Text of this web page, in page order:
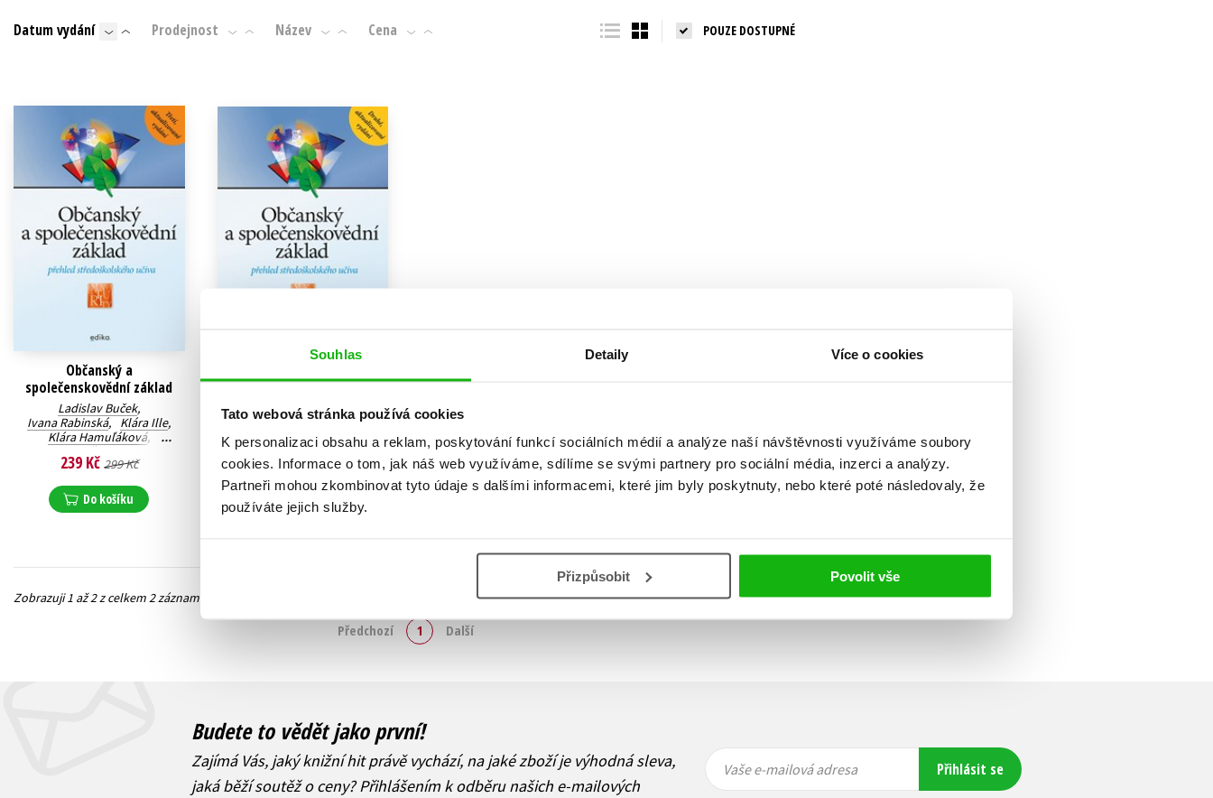
Souhlas Detaily Více o cookies
Tato webová stránka používá cookies
K personalizaci obsahu a reklam, poskytování funkcí sociálních médií a analýze naší návštěvnosti využíváme soubory
cookies. Informace o tom, jak náš web využíváme, sdílíme se svými partnery pro sociální média, inzerci a analýzy.
Partneři mohou zkombinovat tyto údaje s dalšími informacemi, které jim byly poskytnuty, nebo které poté následovaly, že
používáte jejich služby.
Přizpůsobit Povolit vše
Beletrie pro děti
Byznys a ekonomie
Jazyky
Komiks
Populárně - naučné pro děti
Young adult (SK)
Datum vydání Prodejnost Název Cena POUZE DOSTUPNÉ
Občanský a
společenskovědní základ
Ladislav Buček,
Ivana Rabinská, Klára Ille,
Klára Hamuľáková,
Viktor Bělohoubek
Samuel Kohoutek
239 Kč 299 Kč
Do košíku
společenskovědní základ
Ladislav Buček,
Jan Mochťák,
Ivana Rabinská,
Jiří Svoboda, Kolektiv,
Klára Ille, Klára Hamuľáková
159 Kč199 Kč
Do košíku
Zobraz záznamů
Zobrazuji 1 až 2 z celkem 2 záznamů
Předchozí 1 Další
Budete to vědět jako první!
Zajímá Vás, jaký knižní hit právě vychází, na jaké zboží je výhodná sleva,
jaká běží soutěž o ceny? Přihlášením k odběru našich e-mailových
Vaše e-
mailová
Vaše e-
mailová
Vaše e-mailová adresa Přihlásit se